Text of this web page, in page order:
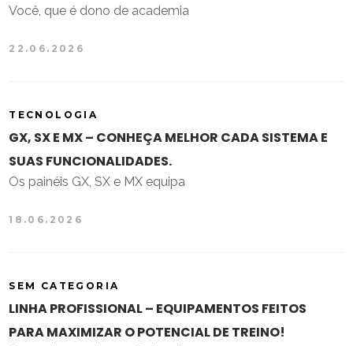
Você, que é dono de academia
22.06.2026
TECNOLOGIA
GX, SX E MX – CONHEÇA MELHOR CADA SISTEMA E
SUAS FUNCIONALIDADES.
Os painéis GX, SX e MX equipa
18.06.2026
SEM CATEGORIA
LINHA PROFISSIONAL – EQUIPAMENTOS FEITOS
PARA MAXIMIZAR O POTENCIAL DE TREINO!